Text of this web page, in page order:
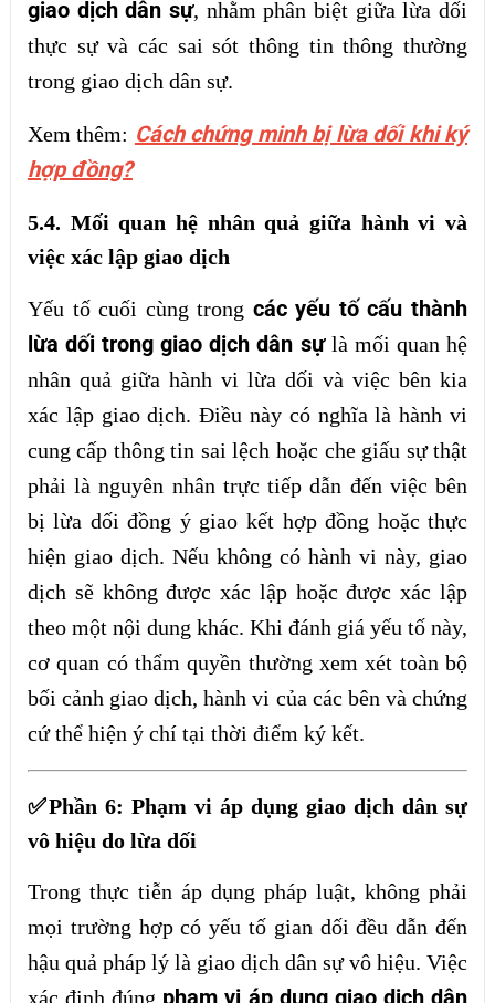
giao dịch dân sự, nhằm phân biệt giữa lừa dối
thực sự và các sai sót thông tin thông thường
trong giao dịch dân sự.
Xem thêm: Cách chứng minh bị lừa dối khi ký
hợp đồng?
5.4. Mối quan hệ nhân quả giữa hành vi và
việc xác lập giao dịch
Yếu tố cuối cùng trong các yếu tố cấu thành
lừa dối trong giao dịch dân sựlà mối quan hệ
nhân quả giữa hành vi lừa dối và việc bên kia
xác lập giao dịch. Điều này có nghĩa là hành vi
cung cấp thông tin sai lệch hoặc che giấu sự thật
phải là nguyên nhân trực tiếp dẫn đến việc bên
bị lừa dối đồng ý giao kết hợp đồng hoặc thực
hiện giao dịch. Nếu không có hành vi này, giao
dịch sẽ không được xác lập hoặc được xác lập
theo một nội dung khác. Khi đánh giá yếu tố này,
cơ quan có thẩm quyền thường xem xét toàn bộ
bối cảnh giao dịch, hành vi của các bên và chứng
cứ thể hiện ý chí tại thời điểm ký kết.
✅Phần 6: Phạm vi áp dụng giao dịch dân sự
vô hiệu do lừa dối
Trong thực tiễn áp dụng pháp luật, không phải
mọi trường hợp có yếu tố gian dối đều dẫn đến
hậu quả pháp lý là giao dịch dân sự vô hiệu. Việc
xác định đúng